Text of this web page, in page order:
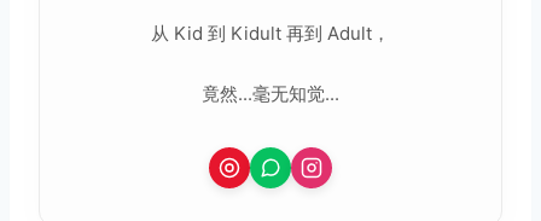
从 Kid 到 Kidult 再到 Adult，
竟然...毫无知觉...